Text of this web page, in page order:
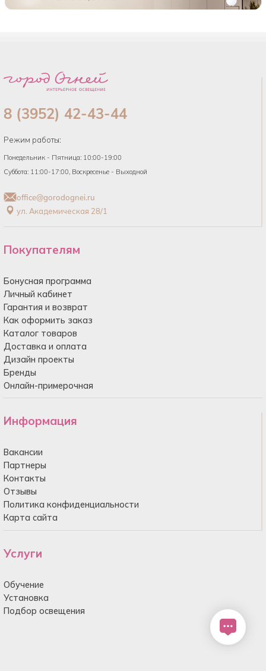
8 (3952) 42-43-44
Режим работы:
Понедельник - Пятница: 10:00-19:00
Суббота: 11:00-17:00, Воскресенье - Выходной
office@gorodognei.ru
ул. Академическая 28/1
Покупателям
Бонусная программа
Личный кабинет
Гарантия и возврат
Как оформить заказ
Каталог товаров
Доставка и оплата
Дизайн проекты
Бренды
Онлайн-примерочная
Информация
Вакансии
Партнеры
Контакты
Отзывы
Политика конфиденциальности
Карта сайта
Услуги
Обучение
Установка
Подбор освещения